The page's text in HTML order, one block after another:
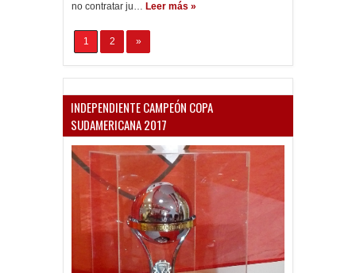
no contratar ju… Leer más »
1 2 »
INDEPENDIENTE CAMPEÓN COPA
SUDAMERICANA 2017